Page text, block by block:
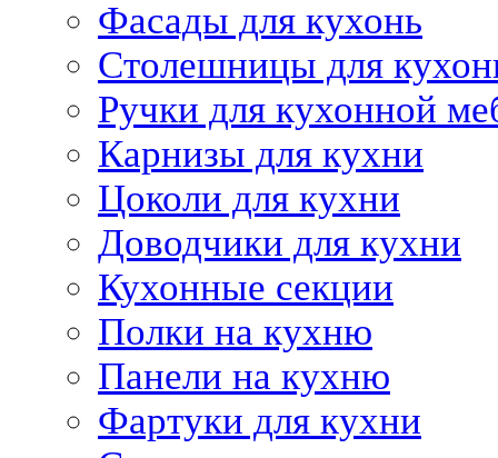
Фасады для кухонь
Столешницы для
Ручки для кухонной
Карнизы для кухни
Цоколи для кухни
Доводчики для кухни
Кухонные секции
Полки на кухню
Панели на кухню
Фартуки для кухни